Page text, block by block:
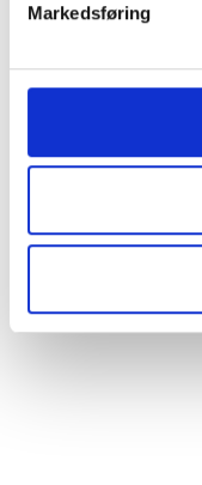
Markedsføring